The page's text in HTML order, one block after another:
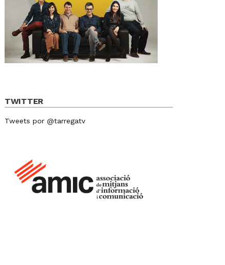
TWITTER
Tweets por @tarregatv